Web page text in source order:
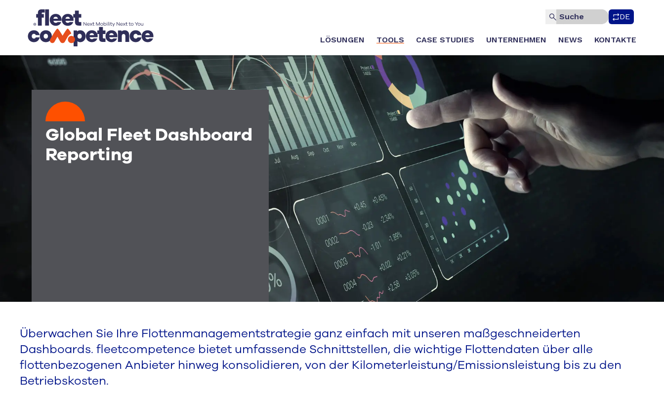
DE
LÖSUNGEN TOOLS CASE STUDIES UNTERNEHMEN NEWS KONTAKTE
Global Fleet Dashboard
Reporting
Überwachen Sie Ihre Flottenmanagementstrategie ganz einfach mit unseren maßgeschneiderten
Dashboards. fleetcompetence bietet umfassende Schnittstellen, die wichtige Flottendaten über alle
flottenbezogenen Anbieter hinweg konsolidieren, von der Kilometerleistung/Emissionsleistung bis zu den
Betriebskosten.